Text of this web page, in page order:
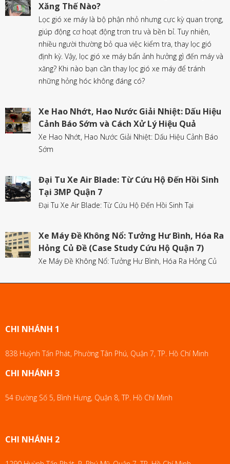
Xăng Thế Nào?
Lọc gió xe máy là bộ phận nhỏ nhưng cực kỳ quan trọng,
giúp động cơ hoạt động trơn tru và bền bỉ. Tuy nhiên,
nhiều người thường bỏ qua việc kiểm tra, thay lọc gió
định kỳ. Vậy, lọc gió xe máy bẩn ảnh hưởng gì đến máy và
xăng? Khi nào bạn cần thay lọc gió xe máy để tránh
những hỏng hóc không đáng có?
Xe Hao Nhớt, Hao Nước Giải Nhiệt: Dấu Hiệu
Cảnh Báo Sớm và Cách Xử Lý Hiệu Quả
Xe Hao Nhớt, Hao Nước Giải Nhiệt: Dấu Hiệu Cảnh Báo
Sớm
Đại Tu Xe Air Blade: Từ Cứu Hộ Đến Hồi Sinh
Tại 3MP Quận 7
Đại Tu Xe Air Blade: Từ Cứu Hộ Đến Hồi Sinh Tại
Xe Máy Đề Không Nổ: Tưởng Hư Bình, Hóa Ra
Hỏng Củ Đề (Case Study Cứu Hộ Quận 7)
Xe Máy Đề Không Nổ: Tưởng Hư Bình, Hóa Ra Hỏng Củ
CHI NHÁNH 1
838 Huỳnh Tấn Phát, Phường Tân Phú, Quận 7, TP. Hồ Chí Minh
CHI NHÁNH 3
54 Đường Số 5, Bình Hưng, Quận 8, TP. Hồ Chí Minh
CHI NHÁNH 2